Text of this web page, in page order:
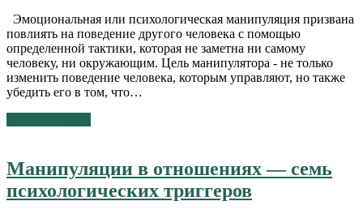
Эмоциональная или психологическая манипуляция призвана
повлиять на поведение другого человека с помощью
определенной тактики, которая не заметна ни самому
человеку, ни окружающим. Цель манипулятора - не только
изменить поведение человека, которым управляют, но также
убедить его в том, что…
Манипуляции в отношениях — семь
психологических триггеров